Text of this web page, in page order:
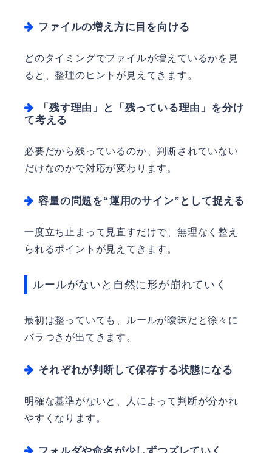
ファイルの増え方に目を向ける
どのタイミングでファイルが増えているかを見
ると、整理のヒントが見えてきます。
「残す理由」と「残っている理由」を分け
て考える
必要だから残っているのか、判断されていない
だけなのかで対応が変わります。
容量の問題を“運用のサイン”として捉える
一度立ち止まって見直すだけで、無理なく整え
られるポイントが見えてきます。
ルールがないと自然に形が崩れていく
最初は整っていても、ルールが曖昧だと徐々に
バラつきが出てきます。
それぞれが判断して保存する状態になる
明確な基準がないと、人によって判断が分かれ
やすくなります。